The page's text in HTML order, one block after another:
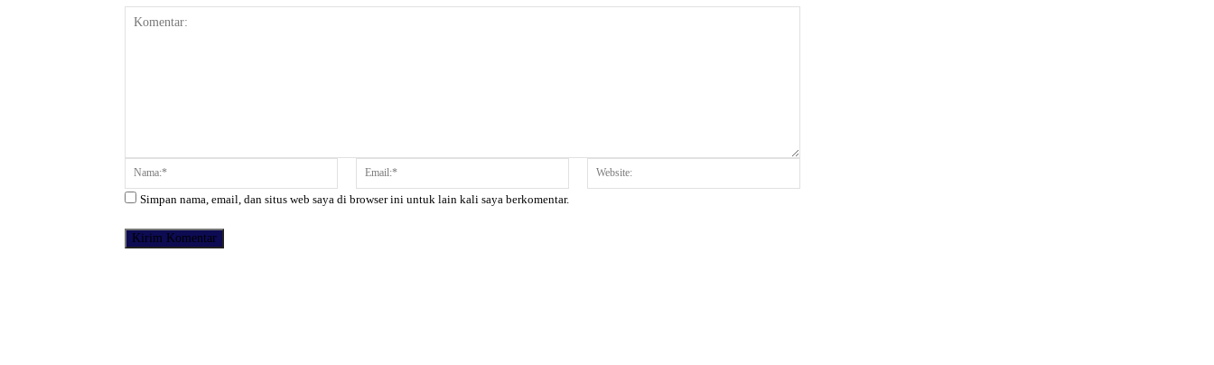
Komentar: Nama:* Email:*
Simpan nama, email, dan situs web saya di browser ini untuk lain kali saya berkomentar.